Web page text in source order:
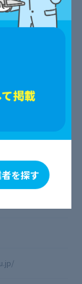
掲載
を探す